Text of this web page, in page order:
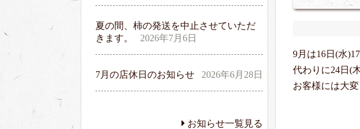
9月は16日(水
代わりに24日(
お客様には大
夏の間、柿の発送を中止させていただ
きます。
2026年7月6日
7月の店休日のお知らせ 2026年6月28日
お知らせ一覧見る